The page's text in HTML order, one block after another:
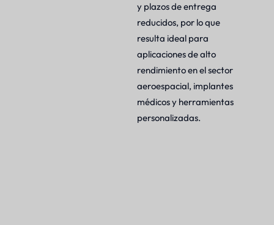
y plazos de entrega
reducidos, por lo que
resulta ideal para
aplicaciones de alto
rendimiento en el sector
aeroespacial, implantes
médicos y herramientas
personalizadas.